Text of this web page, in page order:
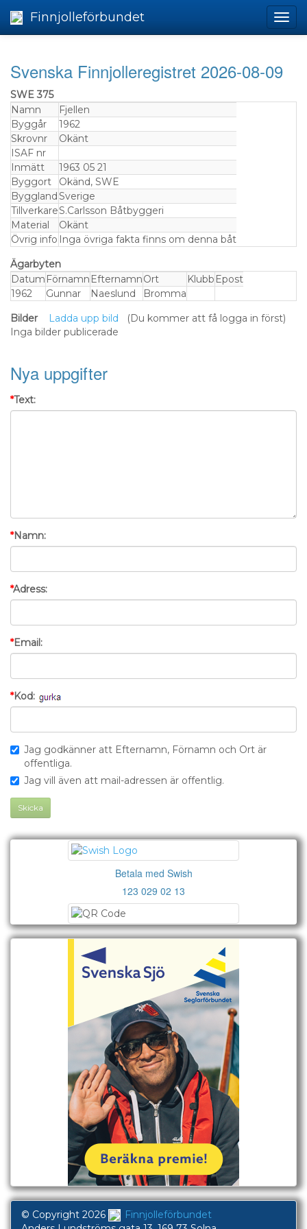
Finnjolleförbundet
(Du kommer att få logga in först)
Inga bilder publicerade
Text:
Namn:
Adress:
Email:
Kod:
Jag godkänner att Efternamn, Förnamn och Ort är
Jag vill även att mail-adressen är offentlig.
© Copyright 2026